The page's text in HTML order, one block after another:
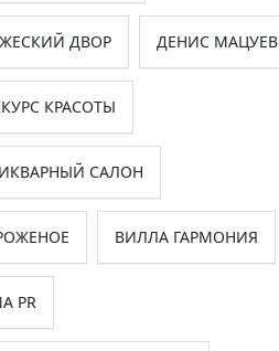
ДВОР ДЕНИС МАЦУЕВ
КРАСОТЫ
САЛОН
ВИЛЛА ГАРМОНИЯ
PR